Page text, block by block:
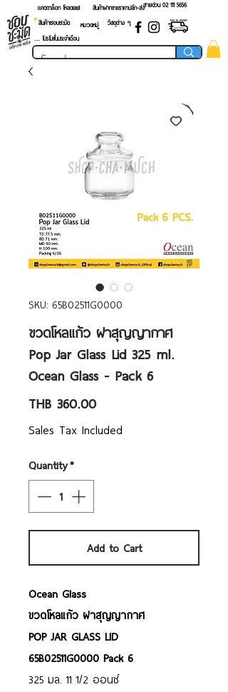
แคตตาล็อก โหลดเลย! สายด่วน 02 ​111 5656
สินค้าฝากขายราคาปลีก-ส่ง
สินค้าชอบชะมัด
หมวดหมู่
วัสดุต่าง ๆ
.... โปรโมชั่นประจำเดือน
SKU: 65B02511G0000
ขวดโหลแก้ว ฝาสุญญากาศ
Pop Jar Glass Lid 325 ml.
Ocean Glass - Pack 6
THB 360.00Price
Sales Tax Included
Quantity*
Add to Cart
Ocean Glass
ขวดโหลแก้ว ฝาสุญญากาศ
POP JAR GLASS LID
65B02511G0000 Pack 6
325 มล. 11 1/2 ออนซ์